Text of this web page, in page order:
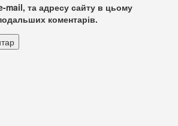
mail, та адресу сайту в цьому
коментарів.